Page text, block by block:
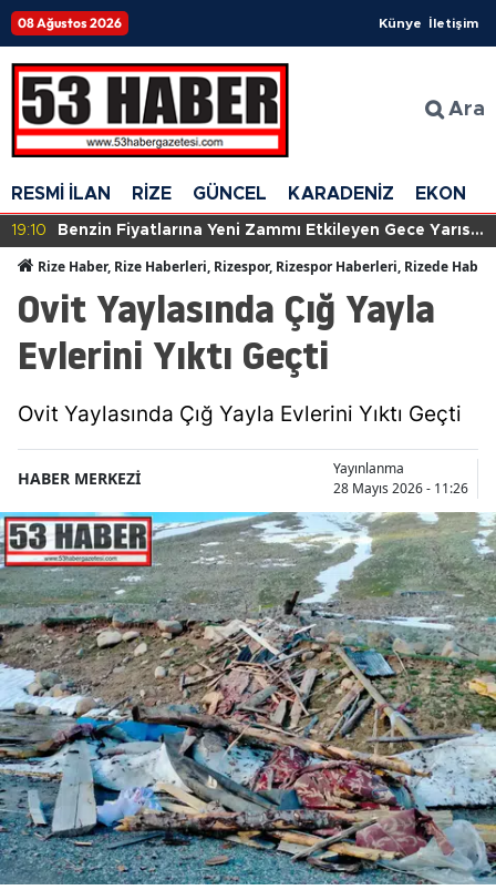
08 Ağustos 2026 Künye İletişim
Ara
RESMİ İLAN RİZE GÜNCEL KARADENİZ
19:10
Benzin Fiyatlarına Yeni Zammı Etkileyen Gece Yarısı
Rize Haber, Rize Haberleri, Rizespor, Rizespor Haberleri, Rizede
Ovit Yaylasında Çığ Yayla
Evlerini Yıktı Geçti
Ovit Yaylasında Çığ Yayla Evlerini Yıktı Geçti
HABER MERKEZİ
Yayınlanma
28 Mayıs 2026 - 11:26